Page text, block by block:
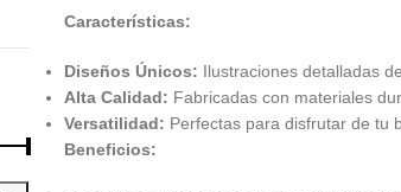
Características:
Diseños Únicos: Ilustraciones detalladas
Alta Calidad: Fabricadas con materiales
Versatilidad: Perfectas para disfrutar de tu
Beneficios: